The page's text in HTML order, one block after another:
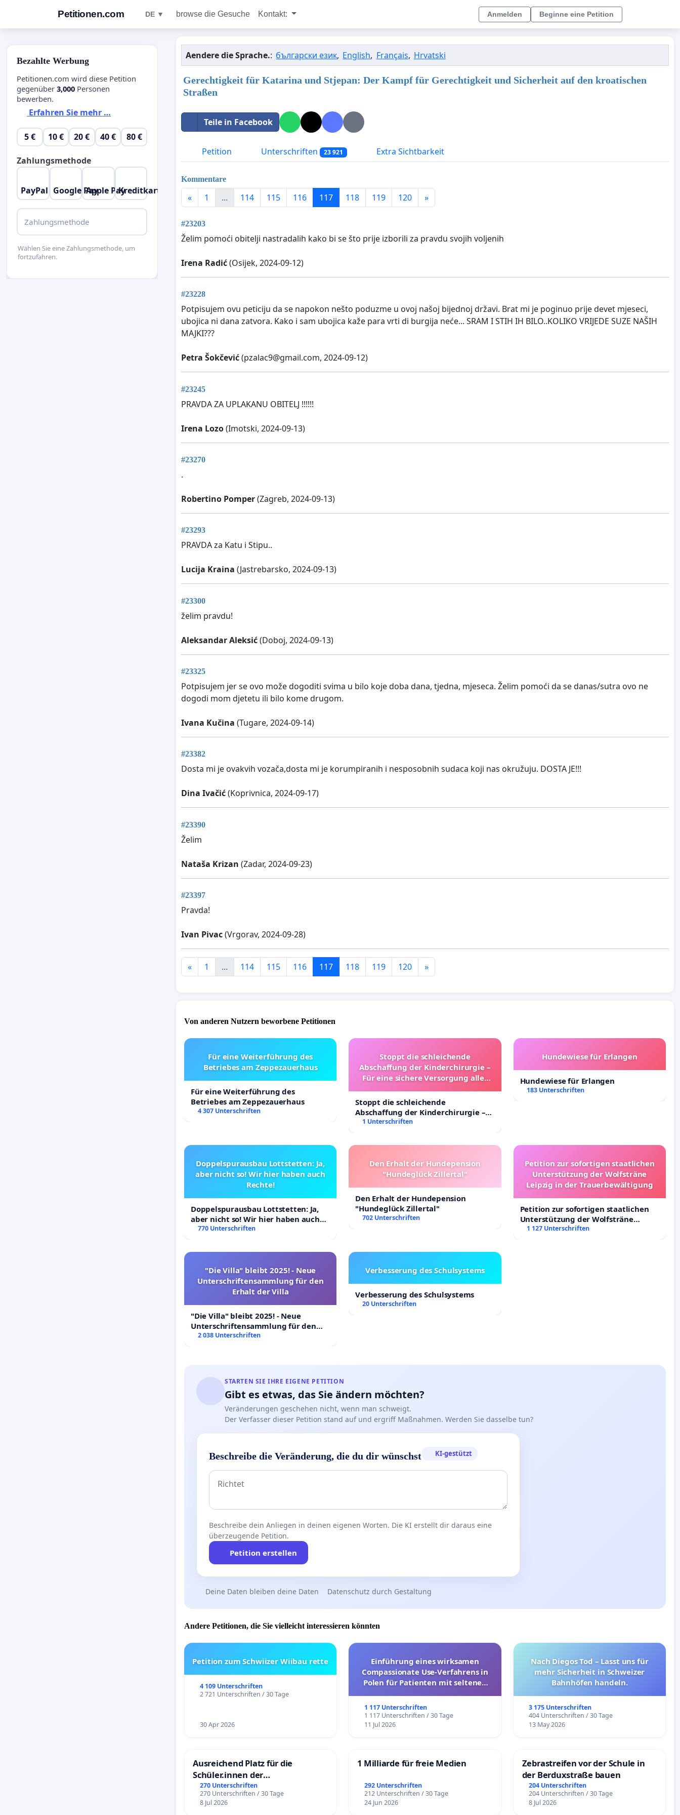
Petitionen.com DE ▼ browse die Gesuche Kontakt: Anmelden Beginne eine Petition
Aendere die Sprache.: български език, English, Français, Hrvatski
Gerechtigkeit für Katarina und Stjepan: Der Kampf für Gerechtigkeit und Sicherheit auf den kroatischen
Straßen
Teile in Facebook
Petition Unterschriften 23 921 Extra Sichtbarkeit
Kommentare
« 1 ... 114 115 116 117 118 119 120 »
#23203
Želim pomoći obitelji nastradalih kako bi se što prije izborili za pravdu svojih voljenih
Irena Radić(Osijek, 2024-09-12)
#23228
Potpisujem ovu peticiju da se napokon nešto poduzme u ovoj našoj bijednoj državi. Brat mi je poginuo prije devet mjeseci,
ubojica ni dana zatvora. Kako i sam ubojica kaže para vrti di burgija neće... SRAM I STIH IH BILO..KOLIKO VRIJEDE SUZE NAŠIH
MAJKI???
Petra Šokčević(pzalac9@gmail.com, 2024-09-12)
#23245
PRAVDA ZA UPLAKANU OBITELJ !!!!!!
Irena Lozo(Imotski, 2024-09-13)
#23270
.
Robertino Pomper(Zagreb, 2024-09-13)
#23293
PRAVDA za Katu i Stipu..
Lucija Kraina (Jastrebarsko, 2024-09-13)
#23300
želim pravdu!
Aleksandar Aleksić(Doboj, 2024-09-13)
#23325
Potpisujem jer se ovo može dogoditi svima u bilo koje doba dana, tjedna, mjeseca. Želim pomoći da se danas/sutra ovo ne
dogodi mom djetetu ili bilo kome drugom.
Ivana Kučina (Tugare, 2024-09-14)
#23382
Dosta mi je ovakvih vozača,dosta mi je korumpiranih i nesposobnih sudaca koji nas okružuju. DOSTA JE!!!
Dina Ivačić(Koprivnica, 2024-09-17)
#23390
Želim
Nataša Krizan (Zadar, 2024-09-23)
#23397
Pravda!
Ivan Pivac(Vrgorav, 2024-09-28)
« 1 ... 114 115 116 117 118 119 120 »
Von anderen Nutzern beworbene Petitionen
Für eine Weiterführung des
Betriebes am Zeppezauerhaus
Für eine Weiterführung des
Betriebes am Zeppezauerhaus
4 307 Unterschriften
Stoppt die schleichende
Abschaffung der Kinderchirurgie –
Für eine sichere Versorgung aller
Stoppt die schleichende
Abschaffung der Kinderchirurgie –
Für eine sichere Versorgung aller
1 Unterschriften
Hundewiese für Erlangen
Hundewiese für Erlangen
183 Unterschriften
Doppelspurausbau Lottstetten: Ja,
aber nicht so! Wir hier haben auch
Rechte!
Doppelspurausbau Lottstetten: Ja,
aber nicht so! Wir hier haben auch
Rechte!
770 Unterschriften
Den Erhalt der Hundepension
"Hundeglück Zillertal"
Den Erhalt der Hundepension
"Hundeglück Zillertal"
702 Unterschriften
Petition zur sofortigen staatlichen
Unterstützung der Wolfsträne
Leipzig in der Trauerbewältigung
Petition zur sofortigen staatlichen
Unterstützung der Wolfsträne
Leipzig in der Trauerbewältigung
1 127 Unterschriften
"Die Villa" bleibt 2025! - Neue
Unterschriftensammlung für den
Erhalt der Villa
"Die Villa" bleibt 2025! - Neue
Unterschriftensammlung für den
Erhalt der Villa
2 038 Unterschriften
Verbesserung des Schulsystems
Verbesserung des Schulsystems
20 Unterschriften
STARTEN SIE IHRE EIGENE PETITION
Gibt es etwas, das Sie ändern möchten?
Veränderungen geschehen nicht, wenn man schweigt.
Der Verfasser dieser Petition stand auf und ergriff Maßnahmen. Werden Sie dasselbe tun?
Beschreibe die Veränderung, die du dir wünschst KI-gestützt
Beschreibe dein Anliegen in deinen eigenen Worten. Die KI erstellt dir daraus eine
überzeugende Petition.
Petition erstellen
Deine Daten bleiben deine Daten Datenschutz durch Gestaltung
Andere Petitionen, die Sie vielleicht interessieren könnten
Petition zum Schwiizer Wiibau rette
4 109 Unterschriften
2 721 Unterschriften / 30 Tage
30 Apr 2026
Einführung eines wirksamen
Compassionate Use-Verfahrens in
Polen für Patienten mit seltenen
1 117 Unterschriften
1 117 Unterschriften / 30 Tage
11 Jul 2026
Nach Diegos Tod – Lasst uns für
mehr Sicherheit in Schweizer
Bahnhöfen handeln.
3 175 Unterschriften
404 Unterschriften / 30 Tage
13 May 2026
Ausreichend Platz für die
Schüler.innen der
Schönbergschule
270 Unterschriften
270 Unterschriften / 30 Tage
8 Jul 2026
1 Milliarde für freie Medien
292 Unterschriften
212 Unterschriften / 30 Tage
24 Jun 2026
Zebrastreifen vor der Schule in
der Berduxstraße bauen
204 Unterschriften
204 Unterschriften / 30 Tage
8 Jul 2026
Bezahlte Werbung
Petitionen.com wird diese Petition
gegenüber 3,000 Personen
bewerben.
Erfahren Sie mehr …
5 € 10 € 20 € 40 € 80 €
Zahlungsmethode
PayPal Google PayApple PayKreditkarte
Zahlungsmethode
Wählen Sie eine Zahlungsmethode, um
fortzufahren.